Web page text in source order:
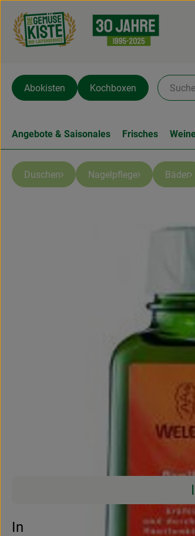
Abokisten Kochboxen
Angebote & Saisonales Frisches
Duschen Nagelpflege Bäder
Entdecke passende Rezepte
Info